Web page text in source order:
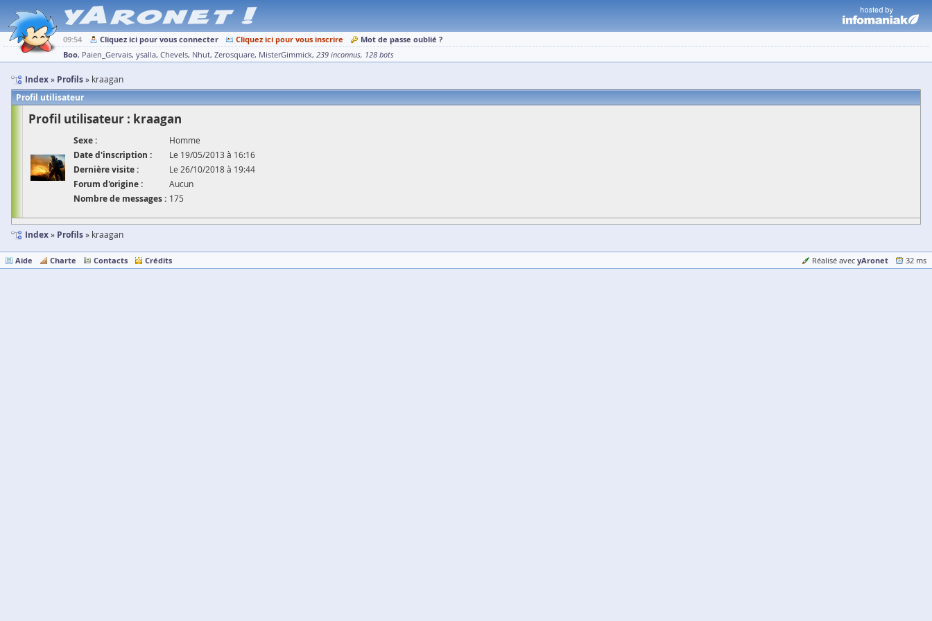
09:54 Cliquez ici pour vous connecter Cliquez ici pour vous inscrire
Mot de passe oublié ?
Boo Paien_Gervais ysalla Chevels Nhut Zerosquare MisterGimmick 239 inconnus 128 bots
Index Profils kraagan
Profil utilisateur
Profil utilisateur : kraagan
Sexe : Homme
Date d'inscription : Le 19/05/2013 à 16:16
Dernière visite : Le 26/10/2018 à 19:44
Forum d'origine : Aucun
Nombre de messages : 175
Index Profils kraagan
Aide Charte Contacts Crédits Réalisé avec yAronet 32 ms